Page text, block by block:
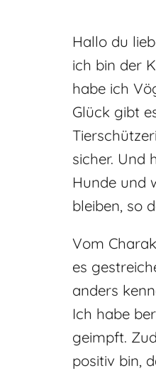
Hallo du
ich bin der
habe ich
Glück gibt
sicher. Und
Hunde und
bleiben, so
Vom
es
anders
Ich habe
geimpft.
positiv bin,